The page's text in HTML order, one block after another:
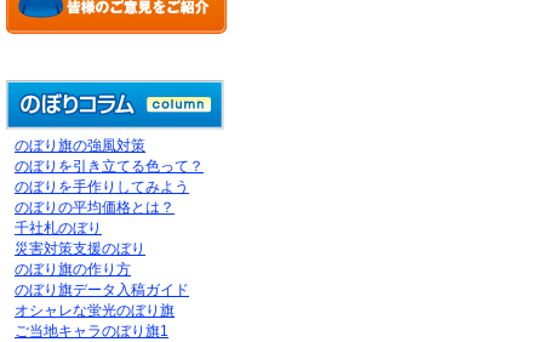
のぼり旗の強風対策
のぼりを引き立てる色って？
のぼりを手作りしてみよう
のぼりの平均価格とは？
千社札のぼり
災害対策支援のぼり
のぼり旗の作り方
のぼり旗データ入稿ガイド
オシャレな蛍光のぼり旗
ご当地キャラのぼり旗1